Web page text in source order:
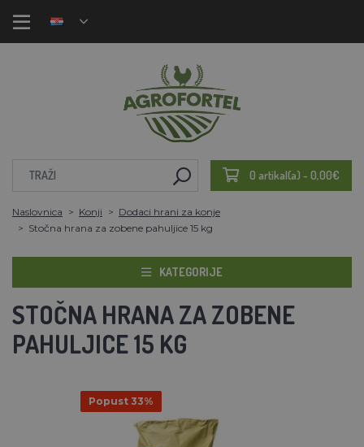
0 artikal(a) - 0,00€
Naslovnica Konji
Dodaci hrani za konje
Stočna hrana za zobene pahuljice 15 kg
KATEGORIJE
STOČNA HRANA ZA ZOBENE
PAHULJICE 15 KG
Popust 33%